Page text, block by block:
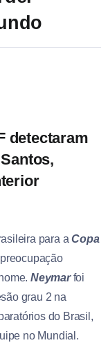
detectaram
para aCopa
Neymarfoi
grau 2 na
do Brasil,
no Mundial.